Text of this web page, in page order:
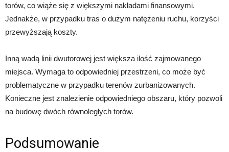
torów, co wiąże się z większymi nakładami finansowymi.
Jednakże, w przypadku tras o dużym natężeniu ruchu, korzyści
przewyższają koszty.
Inną wadą linii dwutorowej jest większa ilość zajmowanego
miejsca. Wymaga to odpowiedniej przestrzeni, co może być
problematyczne w przypadku terenów zurbanizowanych.
Konieczne jest znalezienie odpowiedniego obszaru, który pozwoli
na budowę dwóch równoległych torów.
Podsumowanie